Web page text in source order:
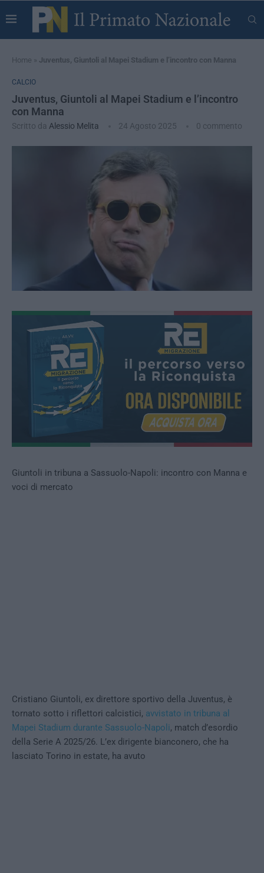
Home » Juventus, Giuntoli al Mapei Stadium e l’incontro con Manna
CALCIO
Juventus, Giuntoli al Mapei Stadium e l’incontro
con Manna
Scritto da Alessio Melita 24 Agosto 2025 0 commento
Giuntoli in tribuna a Sassuolo-Napoli: incontro con Manna e
voci di mercato
Cristiano Giuntoli, ex direttore sportivo della Juventus, è
tornato sotto i riflettori calcistici, avvistato in tribuna al
Mapei Stadium durante Sassuolo-Napoli, match d’esordio
della Serie A 2025/26. L’ex dirigente bianconero, che ha
lasciato Torino in estate, ha avuto